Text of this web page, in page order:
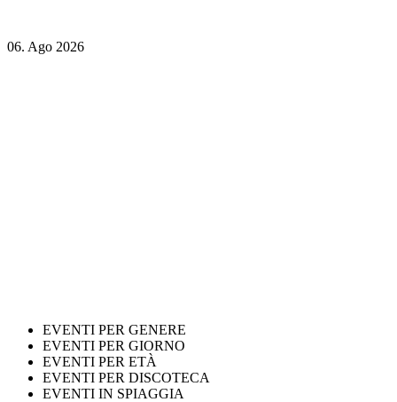
06. Ago 2026
EVENTI PER GENERE
EVENTI PER GIORNO
EVENTI PER ETÀ
EVENTI PER DISCOTECA
EVENTI IN SPIAGGIA